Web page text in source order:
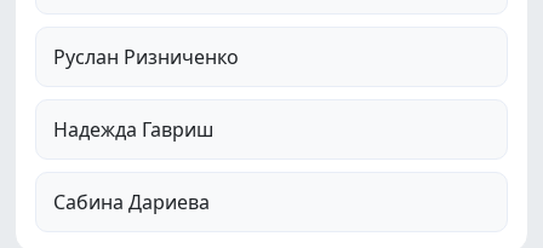
Руслан Ризниченко
Надежда Гавриш
Сабина Дариева